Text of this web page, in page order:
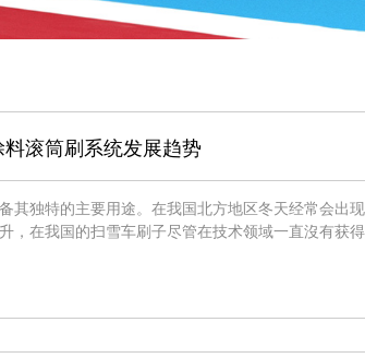
滚筒刷系统发展趋势
其独特的主要用途。在我国北方地区冬天经常会出
，在我国的扫雪车刷子尽管在技术领域一直沒有获